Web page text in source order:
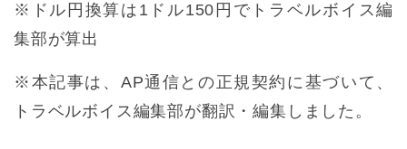
※ドル円換算は1ドル150円でトラベルボイス編
集部が算出
※本記事は、AP通信との正規契約に基づいて、
トラベルボイス編集部が翻訳・編集しました。